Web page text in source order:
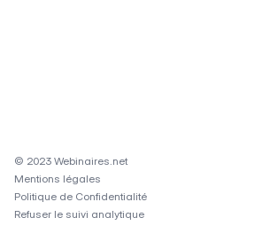
© 2023 Webinaires.net
Mentions légales
Politique de Confidentialité
Refuser le suivi analytique